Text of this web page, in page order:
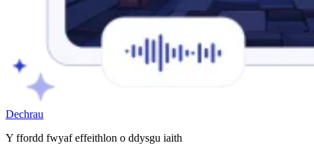
Dechrau
Y ffordd fwyaf effeithlon o ddysgu iaith